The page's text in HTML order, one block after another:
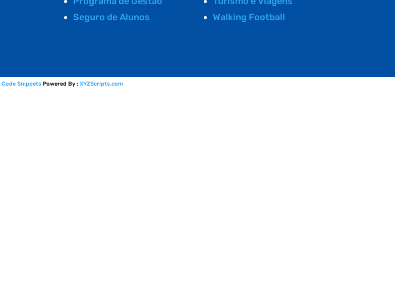
Seguro de Alunos
Walking Football
Code Snippets Powered By : XYZScripts.com